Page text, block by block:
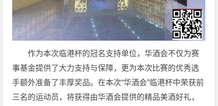
作为本次临港杯的冠名支持单位，华酒会不仅为赛
事基金提供了大力支持与保障，更为本次比赛的优秀选
手额外准备了丰厚奖品。在本次“华酒会”临港杯中荣获前
三名的运动员，将获得由华酒会提供的精品美酒好礼，